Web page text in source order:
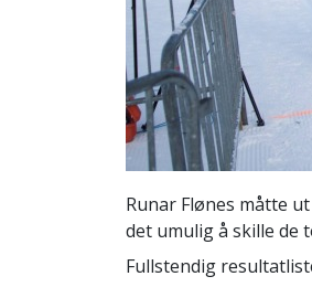
Runar Flønes måtte
det umulig å skille de
Fullstendig